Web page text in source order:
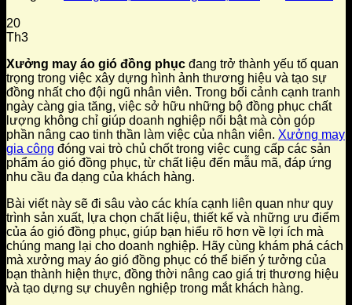
20
Th3
Xưởng may áo gió đồng phục đang trở thành yếu tố quan
trọng trong việc xây dựng hình ảnh thương hiệu và tạo sự
đồng nhất cho đội ngũ nhân viên. Trong bối cảnh cạnh tranh
ngày càng gia tăng, việc sở hữu những bộ đồng phục chất
lượng không chỉ giúp doanh nghiệp nổi bật mà còn góp
phần nâng cao tinh thần làm việc của nhân viên. Xưởng may
gia công đóng vai trò chủ chốt trong việc cung cấp các sản
phẩm áo gió đồng phục, từ chất liệu đến mẫu mã, đáp ứng
nhu cầu đa dạng của khách hàng.
Bài viết này sẽ đi sâu vào các khía cạnh liên quan như quy
trình sản xuất, lựa chọn chất liệu, thiết kế và những ưu điểm
của áo gió đồng phục, giúp bạn hiểu rõ hơn về lợi ích mà
chúng mang lại cho doanh nghiệp. Hãy cùng khám phá cách
mà xưởng may áo gió đồng phục có thể biến ý tưởng của
bạn thành hiện thực, đồng thời nâng cao giá trị thương hiệu
và tạo dựng sự chuyên nghiệp trong mắt khách hàng.